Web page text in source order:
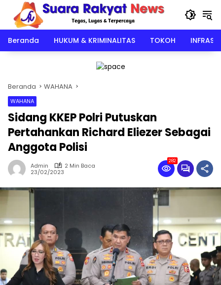
Langsung
konten
Beranda
HUKUM & KRIMINALITAS TOKOH
Beranda WAHANA
WAHANA
Sidang KKEP Polri Putuskan
Pertahankan Richard Eliezer Sebagai
Anggota Polisi
Admin
2 Min Baca
23/02/2023
282